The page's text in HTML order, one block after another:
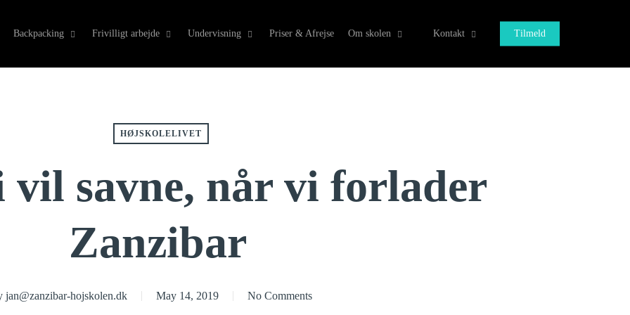
Backpacking Frivilligt arbejde Undervisning Priser & Afrejse Om skolen Kontakt Tilmeld
HØJSKOLELIVET
vil savne, når vi forlader
Zanzibar
jan@zanzibar-hojskolen.dk May 14, 2019 No Comments